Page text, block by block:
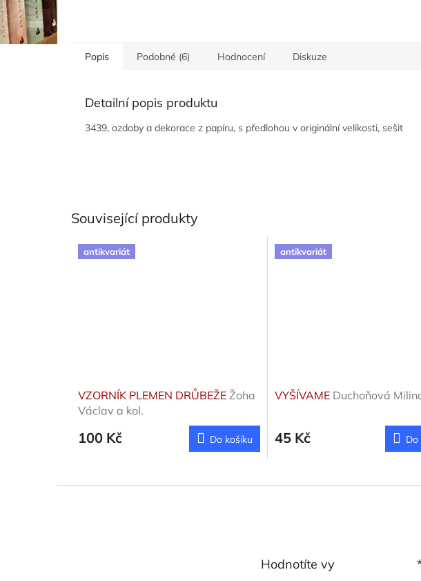
Popis Podobné (6) Hodnocení Diskuze
Detailní popis produktu
3439, ozdoby a dekorace z papíru, s předlohou v originální velikosti, sešit
Související produkty
antikvariát
VZORNÍK PLEMEN DRŮBEŽE Žoha
Václav a kol.
100 Kč Do košíku
antikvariát
VYŠÍVAME Duchoňová
45 Kč Do
Hodnotíte vy